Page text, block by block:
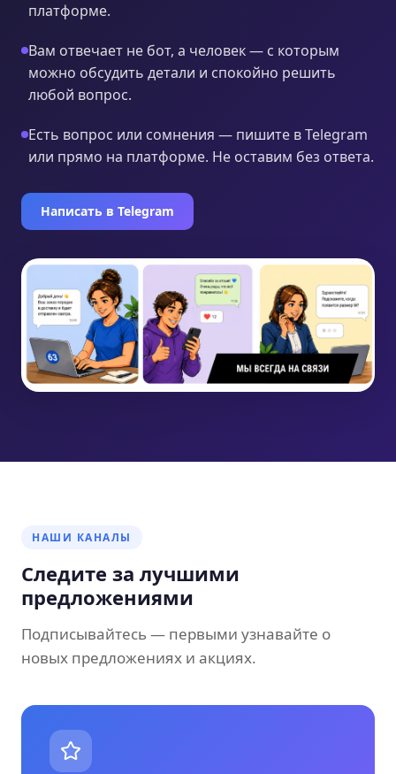
платформе.
Вам отвечает не бот, а человек — с которым
можно обсудить детали и спокойно решить
любой вопрос.
Есть вопрос или сомнения — пишите в Telegram
или прямо на платформе. Не оставим без ответа.
Написать в Telegram
НАШИ КАНАЛЫ
Следите за лучшими
предложениями
Подписывайтесь — первыми узнавайте о
новых предложениях и акциях.